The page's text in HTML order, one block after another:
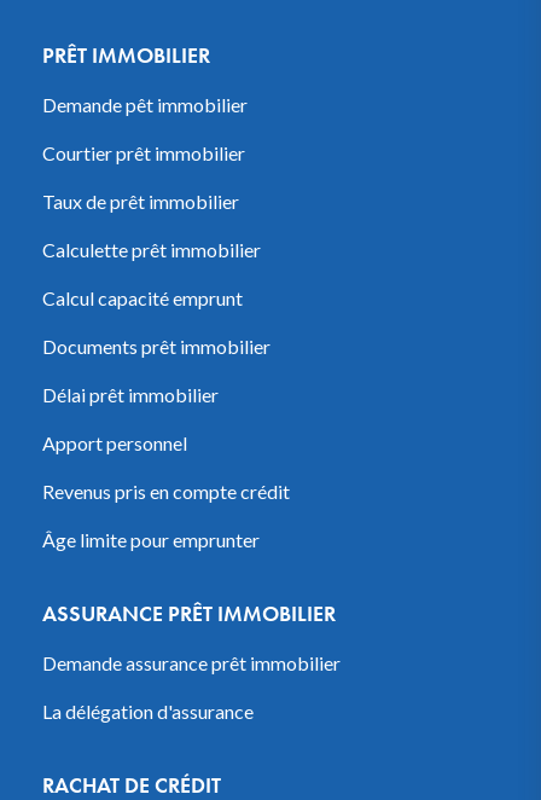
PRÊT IMMOBILIER
Demande pêt immobilier
Courtier prêt immobilier
Taux de prêt immobilier
Calculette prêt immobilier
Calcul capacité emprunt
Documents prêt immobilier
Délai prêt immobilier
Apport personnel
Revenus pris en compte crédit
Âge limite pour emprunter
ASSURANCE PRÊT IMMOBILIER
Demande assurance prêt immobilier
La délégation d'assurance
RACHAT DE CRÉDIT